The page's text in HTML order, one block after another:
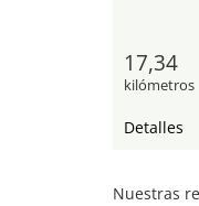
17,34
kilómetros
Detalles
Nuestras